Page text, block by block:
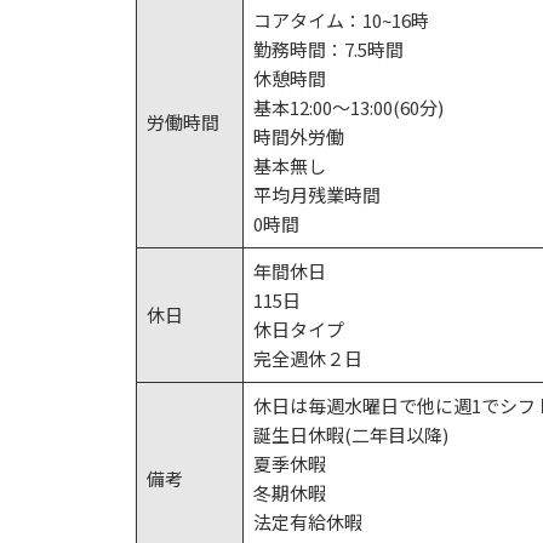
労働時間
コアタイム：10~16時
勤務時間：7.5時間
休憩時間
基本12:00～13:00(60分)
時間外労働
基本無し
平均月残業時間
0時間
休日
年間休日
115日
休日タイプ
完全週休２日
備考
休日は毎週水曜日で他に週1でシフ
誕生日休暇(二年目以降)
夏季休暇
冬期休暇
法定有給休暇